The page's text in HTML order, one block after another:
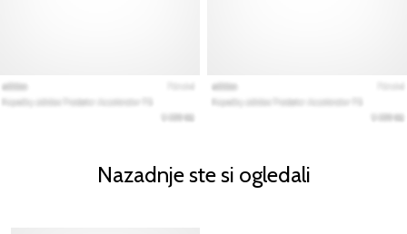
Nazadnje ste si ogledali